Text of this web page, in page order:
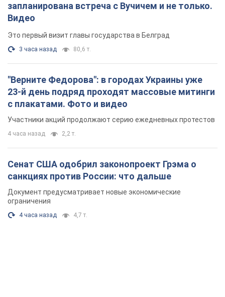
запланирована встреча с Вучичем и не только.
Видео
Это первый визит главы государства в Белград
3 часа назад 80,6 т.
"Верните Федорова": в городах Украины уже
23-й день подряд проходят массовые митинги
с плакатами. Фото и видео
Участники акций продолжают серию ежедневных протестов
4 часа назад 2,2 т.
Сенат США одобрил законопроект Грэма о
санкциях против России: что дальше
Документ предусматривает новые экономические
ограничения
4 часа назад 4,7 т.